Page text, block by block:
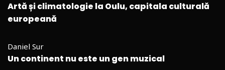
Artă și climatologie la Oulu, capitala culturală
europeană
Daniel Sur
Un continent nu este un gen muzical